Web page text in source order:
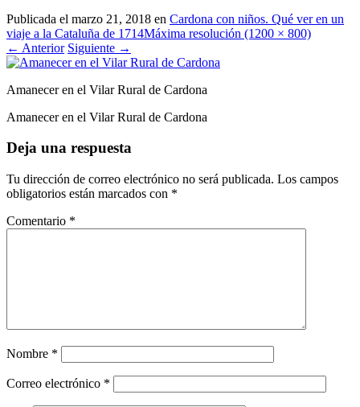
Publicada el marzo 21, 2018 en Cardona con niños. Qué ver en un
viaje a la Cataluña de 1714Máxima resolución (1200 × 800)
← Anterior Siguiente →
Amanecer en el Vilar Rural de Cardona
Amanecer en el Vilar Rural de Cardona
Deja una respuesta
Tu dirección de correo electrónico no será publicada. Los campos
obligatorios están marcados con *
Comentario *
Nombre *
Correo electrónico *